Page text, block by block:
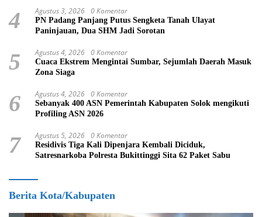
4 Agustus 3, 2026 0 Komentar
PN Padang Panjang Putus Sengketa Tanah Ulayat
Paninjauan, Dua SHM Jadi Sorotan
5 Agustus 4, 2026 0 Komentar
Cuaca Ekstrem Mengintai Sumbar, Sejumlah Daerah Masuk
Zona Siaga
6 Agustus 4, 2026 0 Komentar
Sebanyak 400 ASN Pemerintah Kabupaten Solok mengikuti
Profiling ASN 2026
7 Agustus 5, 2026 0 Komentar
Residivis Tiga Kali Dipenjara Kembali Diciduk,
Satresnarkoba Polresta Bukittinggi Sita 62 Paket Sabu
Berita Kota/Kabupaten